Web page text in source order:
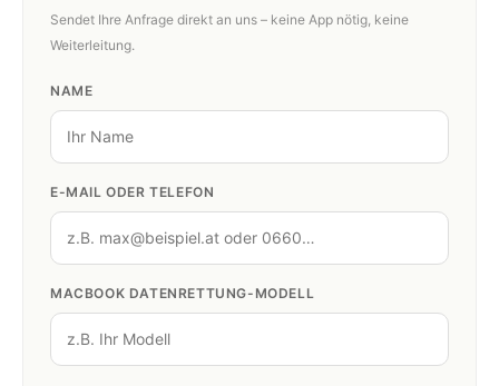
Sendet Ihre Anfrage direkt an uns – keine App nötig, keine
Weiterleitung.
NAME
E-MAIL ODER TELEFON
MACBOOK DATENRETTUNG-MODELL